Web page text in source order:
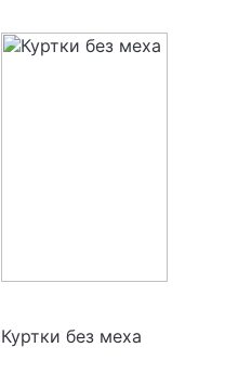
Куртки без меха